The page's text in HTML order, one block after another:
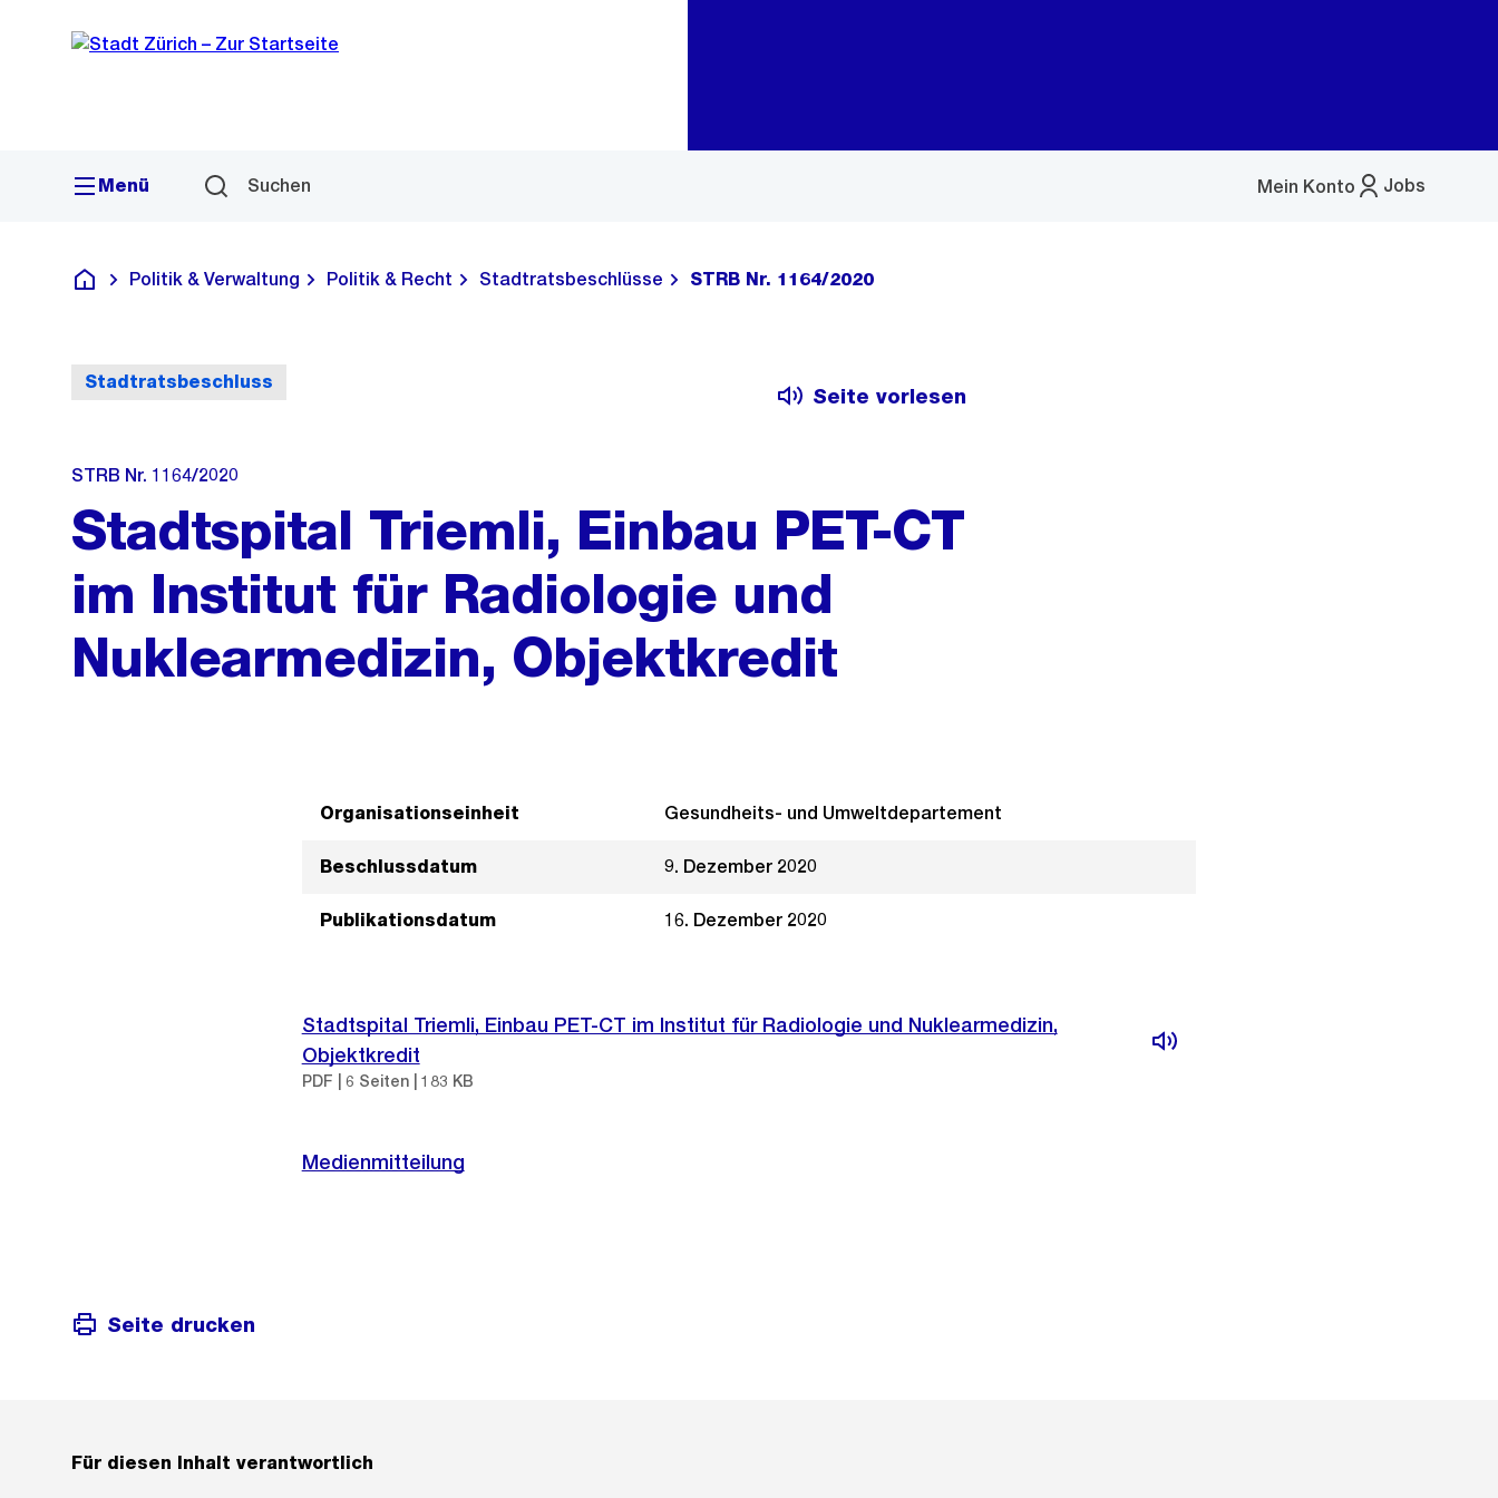
Navigation
Sprunglink
Menü Suchen Jobs
Mein Konto
Menü
Deutsch
Politik & Verwaltung Politik & Recht Stadtratsbeschlüsse STRB Nr. 1164/2020
Stadtratsbeschluss
Seite vorlesen
STRB Nr. 1164/2020
Stadtspital Triemli, Einbau PET-CT
im Institut für Radiologie und
Nuklearmedizin, Objektkredit
Organisationseinheit Gesundheits- und Umweltdepartement
Beschlussdatum 9. Dezember 2020
Publikationsdatum 16. Dezember 2020
Stadtspital Triemli, Einbau PET-CT im Institut für Radiologie und Nuklearmedizin,
Objektkredit
PDF | 6 Seiten | 183 KB
Medienmitteilung
Seite drucken
Für diesen Inhalt verantwortlich